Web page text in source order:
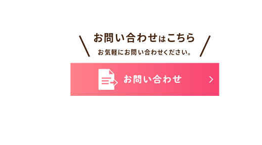
お問い合わせはこちら
お気軽にお問い合わせください。